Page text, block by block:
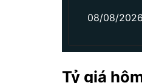
08/08/
Tỷ giá